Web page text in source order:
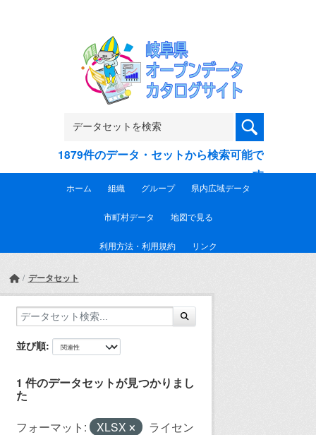
1879件のデータ・セットから検索可能で
す
ホーム 組織 グループ 県内広域データ
市町村データ 地図で見る
利用方法・利用規約 リンク
データセット
並び順
1 件のデータセットが見つかりまし
た
フォーマット: XLSX
ライセン